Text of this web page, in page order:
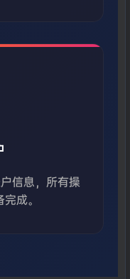
信息，所有操
成。